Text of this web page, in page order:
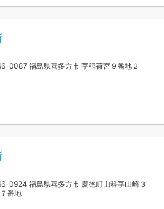
0087 福島県喜多方市 字稲荷宮９番地２
0924 福島県喜多方市 慶徳町山科字山崎３
番地